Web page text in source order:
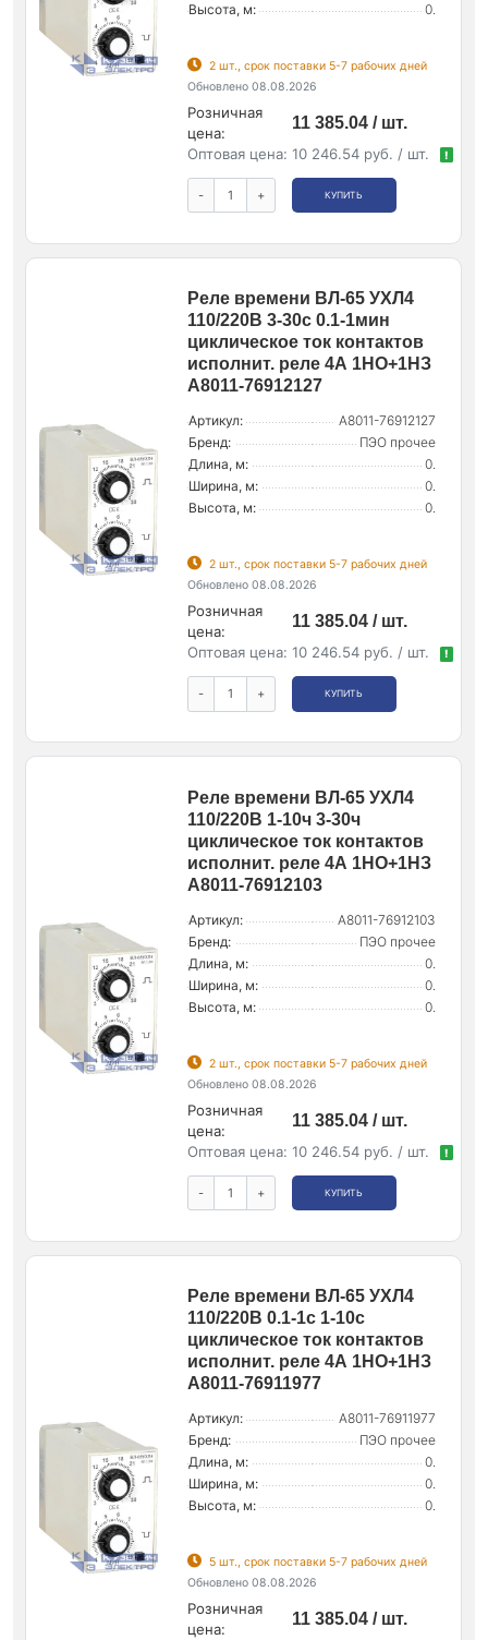
Высота, м: 0.
2 шт., срок поставки 5-7 рабочих дней
Обновлено 08.08.2026
Розничная
цена:
11 385.04 / шт.
Оптовая цена: 10 246.54 руб. / шт. !
- + КУПИТЬ
Реле времени ВЛ-65 УХЛ4
110/220В 3-30с 0.1-1мин
циклическое ток контактов
исполнит. реле 4А 1НО+1НЗ
A8011-76912127
Артикул:
A8011-76912127
Бренд:
ПЭО прочее
Длина, м:
0.
Ширина, м:
0.
Высота, м:
0.
2 шт., срок поставки 5-7 рабочих дней
Обновлено 08.08.2026
Розничная
цена:
11 385.04 / шт.
Оптовая цена: 10 246.54 руб. / шт. !
- + КУПИТЬ
Реле времени ВЛ-65 УХЛ4
110/220В 1-10ч 3-30ч
циклическое ток контактов
исполнит. реле 4А 1НО+1НЗ
A8011-76912103
Артикул:
A8011-76912103
Бренд:
ПЭО прочее
Длина, м:
0.
Ширина, м:
0.
Высота, м:
0.
2 шт., срок поставки 5-7 рабочих дней
Обновлено 08.08.2026
Розничная
цена:
11 385.04 / шт.
Оптовая цена: 10 246.54 руб. / шт. !
- + КУПИТЬ
Реле времени ВЛ-65 УХЛ4
110/220В 0.1-1с 1-10с
циклическое ток контактов
исполнит. реле 4А 1НО+1НЗ
A8011-76911977
Артикул:
A8011-76911977
Бренд:
ПЭО прочее
Длина, м:
0.
Ширина, м:
0.
Высота, м:
0.
5 шт., срок поставки 5-7 рабочих дней
Обновлено 08.08.2026
Розничная
цена:
11 385.04 / шт.